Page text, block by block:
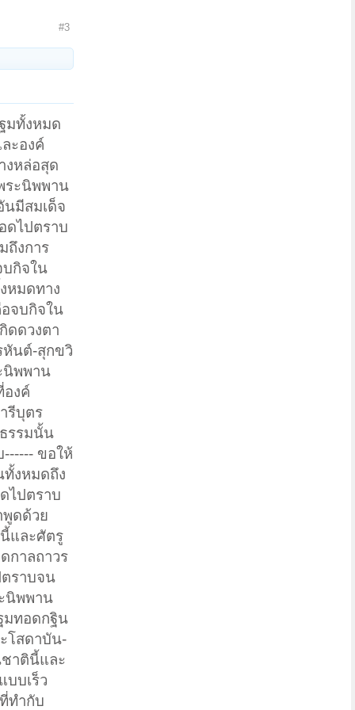
#3
มทั้งหมด
ะองค์
งหล่อสุด
ระนิพพาน
มีสมเด็จ
ดไปตราบ
ถึงการ
กิจใน
หมดทาง
จบกิจใน
ดดวงตา
หันต์-สุกขวิ
นิพพาน
งค์
รีบุตร
รรมนั้น
ขอให้
งหมดถึง
ไปตราบ
ดด้วย
และศัตรู
กาลถาวร
ราบจน
นิพพาน
มทอดกฐิน
โสดาบัน-
าตินี้และ
บเร็ว
ทำกับ